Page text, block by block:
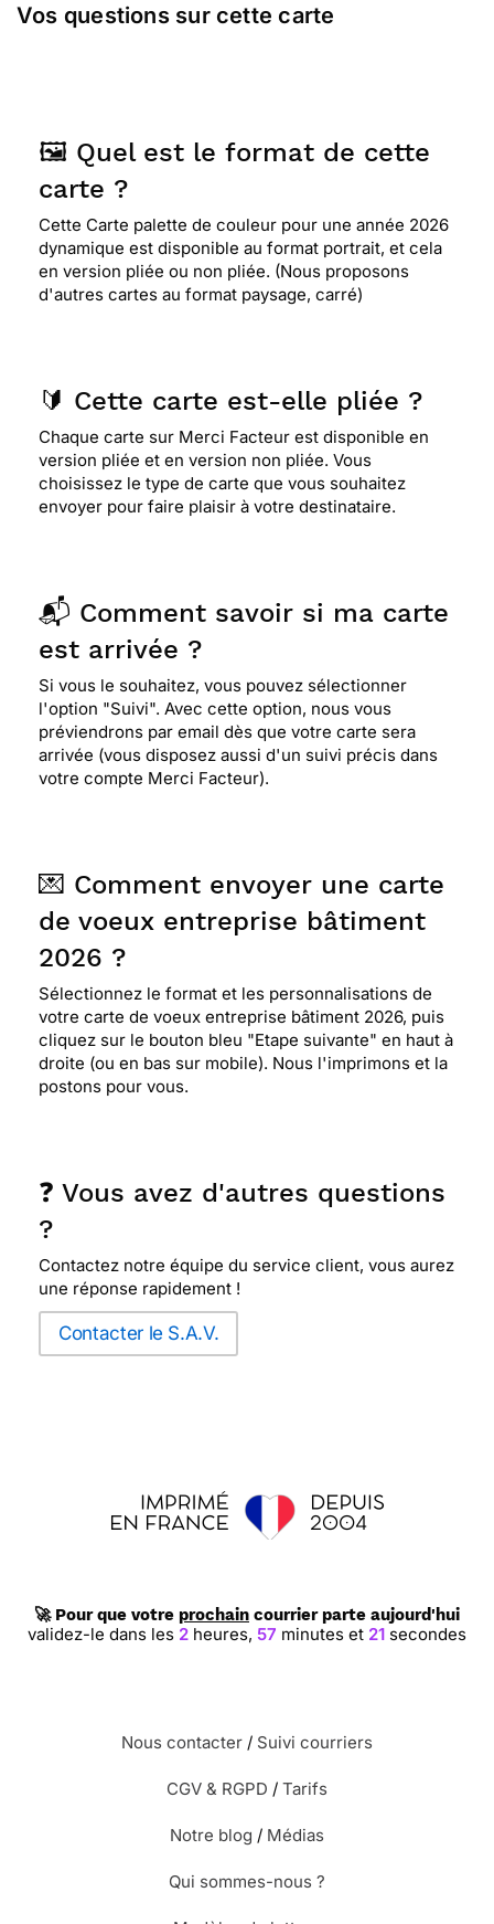
Vos questions sur cette carte
🖼️ Quel est le format de cette
carte ?
Cette Carte palette de couleur pour une année 2026
dynamique est disponible au format portrait, et cela
en version pliée ou non pliée. (Nous proposons
d'autres cartes au format paysage, carré)
🔰 Cette carte est-elle pliée ?
Chaque carte sur Merci Facteur est disponible en
version pliée et en version non pliée. Vous
choisissez le type de carte que vous souhaitez
envoyer pour faire plaisir à votre destinataire.
📬 Comment savoir si ma carte
est arrivée ?
Si vous le souhaitez, vous pouvez sélectionner
l'option "Suivi". Avec cette option, nous vous
préviendrons par email dès que votre carte sera
arrivée (vous disposez aussi d'un suivi précis dans
votre compte Merci Facteur).
💌 Comment envoyer une carte
de voeux entreprise bâtiment
2026 ?
Sélectionnez le format et les personnalisations de
votre carte de voeux entreprise bâtiment 2026, puis
cliquez sur le bouton bleu "Etape suivante" en haut à
droite (ou en bas sur mobile). Nous l'imprimons et la
postons pour vous.
❓ Vous avez d'autres questions
?
Contactez notre équipe du service client, vous aurez
une réponse rapidement !
Contacter le S.A.V.
🚀 Pour que votre prochain courrier parte aujourd'hui
validez-le dans les 2heures, 57minutes et 20 secondes
Nous contacter / Suivi courriers
CGV & RGPD / Tarifs
Notre blog / Médias
Qui sommes-nous ?